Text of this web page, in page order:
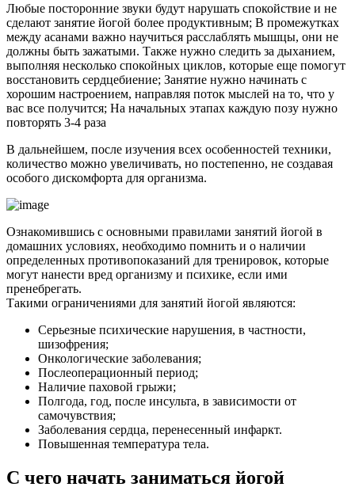
Любые посторонние звуки будут нарушать спокойствие и не
сделают занятие йогой более продуктивным; В промежутках
между асанами важно научиться расслаблять мышцы, они не
должны быть зажатыми. Также нужно следить за дыханием,
выполняя несколько спокойных циклов, которые еще помогут
восстановить сердцебиение; Занятие нужно начинать с
хорошим настроением, направляя поток мыслей на то, что у
вас все получится; На начальных этапах каждую позу нужно
повторять 3-4 раза
В дальнейшем, после изучения всех особенностей техники,
количество можно увеличивать, но постепенно, не создавая
особого дискомфорта для организма.
Ознакомившись с основными правилами занятий йогой в
домашних условиях, необходимо помнить и о наличии
определенных противопоказаний для тренировок, которые
могут нанести вред организму и психике, если ими
пренебрегать.
Такими ограничениями для занятий йогой являются:
Серьезные психические нарушения, в частности,
шизофрения;
Онкологические заболевания;
Послеоперационный период;
Наличие паховой грыжи;
Полгода, год, после инсульта, в зависимости от
самочувствия;
Заболевания сердца, перенесенный инфаркт.
Повышенная температура тела.
С чего начать заниматься йогой